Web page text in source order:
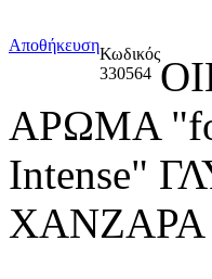
ΑποθήκευσηΚωδικός
330564
ΑΡΩΜΑ
Intense"
ΧΑΝΖΑΡΑ